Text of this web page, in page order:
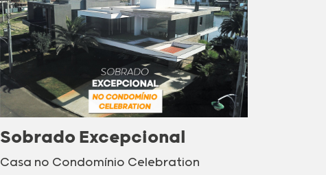
Sobrado Excepcional
Casa no Condomínio Celebration